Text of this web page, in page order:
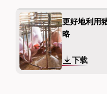
更好地利用
略
下载